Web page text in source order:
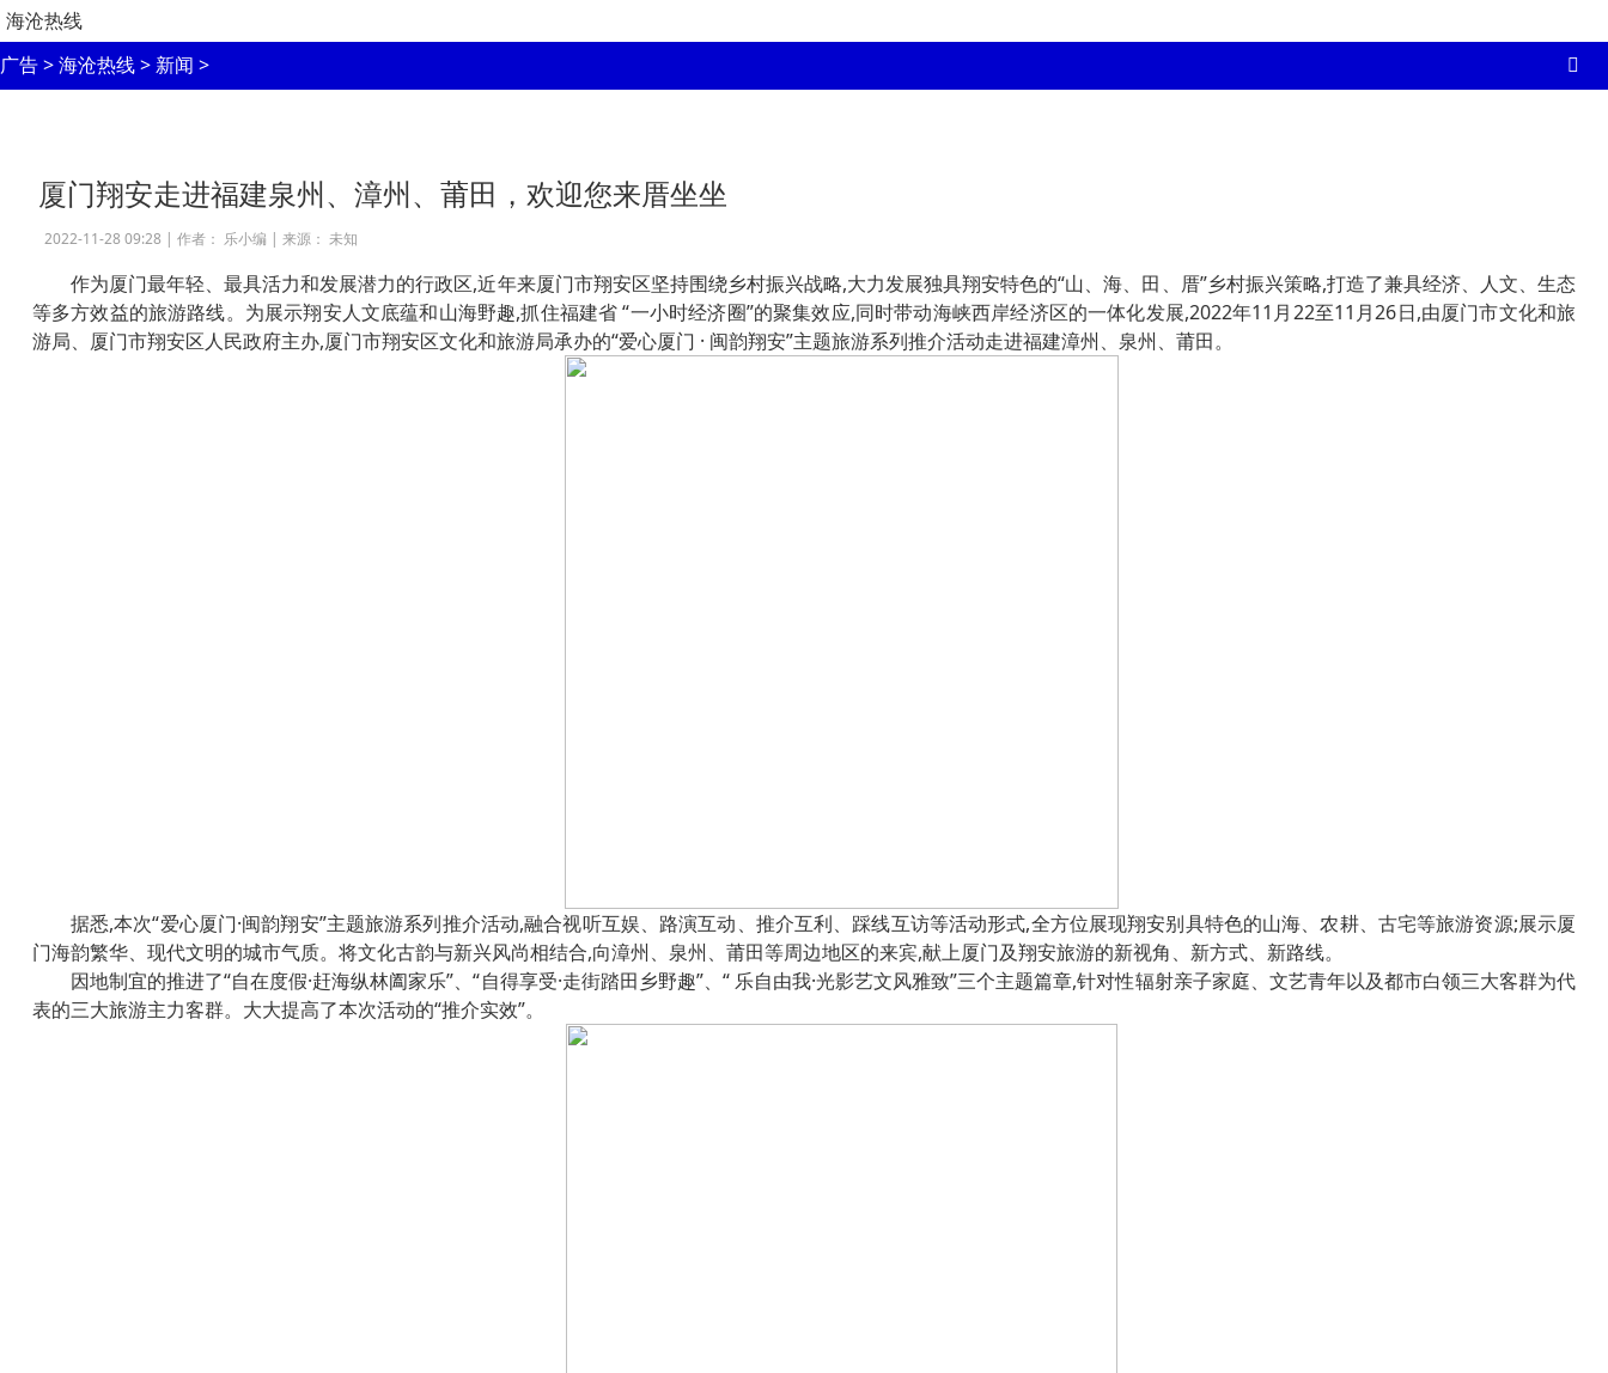
海沧热线
广告>海沧热线> 新闻 >
厦门翔安走进福建泉州、漳州、莆田，欢迎您来厝坐坐
2022-11-28 09:28 | 作者： 乐小编 | 来源： 未知
作为厦门最年轻、最具活力和发展潜力的行政区,近年来厦门市翔安区坚持围绕乡村振兴战略,大力发展独具翔安特色的“山、海、田、厝”乡村振兴策略,打造了兼具经济、人文、生态
等多方效益的旅游路线。为展示翔安人文底蕴和山海野趣,抓住福建省 “一小时经济圈”的聚集效应,同时带动海峡西岸经济区的一体化发展,2022年11月22至11月26日,由厦门市文化和旅
游局、厦门市翔安区人民政府主办,厦门市翔安区文化和旅游局承办的“爱心厦门 · 闽韵翔安”主题旅游系列推介活动走进福建漳州、泉州、莆田。
据悉,本次“爱心厦门·闽韵翔安”主题旅游系列推介活动,融合视听互娱、路演互动、推介互利、踩线互访等活动形式,全方位展现翔安别具特色的山海、农耕、古宅等旅游资源;展示厦
门海韵繁华、现代文明的城市气质。将文化古韵与新兴风尚相结合,向漳州、泉州、莆田等周边地区的来宾,献上厦门及翔安旅游的新视角、新方式、新路线。
因地制宜的推进了“自在度假·赶海纵林阖家乐”、“自得享受·走街踏田乡野趣”、“ 乐自由我·光影艺文风雅致”三个主题篇章,针对性辐射亲子家庭、文艺青年以及都市白领三大客群为代
表的三大旅游主力客群。大大提高了本次活动的“推介实效”。